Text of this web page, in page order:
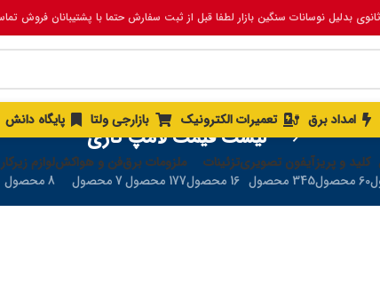
بدلیل نوسانات سنگین بازار لطفا قبل از ثبت سفارش حتما با پشتیبانان فروش
امداد برق تعمیرات الکترونیک بازارجی ولتا پایگاه دانش
لیست قیمت لامپ گازی
کلید و پریز
60 محصول
آیفون تصویری
345 محصول
تزئینات
16 محصول
ملزومات برق
177 محصول
فن و هواکش
7 محصول
لوازم
8 محصول